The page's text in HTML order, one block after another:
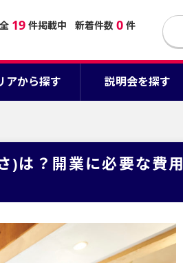
全 19 件掲載中 新着件数 0 件
アから探す 説明会を探す
)は？開業に必要な費用